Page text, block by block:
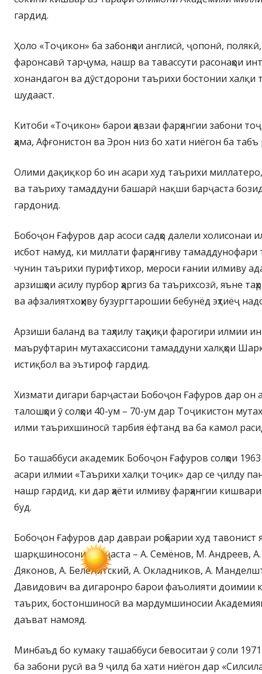
гардид.
Ҳоло «Тоҷикон» ба забонҳои англисӣ, ҷопонӣ,
фаронсавӣ тарҷума, нашр ва тавассути расонаҳои
хонандагон ва дӯстдорони таърихи бостонии халқи
шудааст.
Китоби «Тоҷикон» барои ҳавзаи фарҳангии забони
ҳама, Афғонистон ва Эрон низ бо хати ниёгон ба табъ
Олими дақиқкор бо ин асари худ таърихи
ва таъриху тамаддуни башарӣ нақши барҷаста
гардонид.
Бобоҷон Ғафуров дар асоси садҳо далели холисонаи
исбот намуд, ки миллати фарҳангиву
чунин таърихи пурифтихор, мероси ғании илмиву
арзишҳои асилу пурбор ҳаргиз ба таърихсозӣ, яъне
ва афзалиятхоҳиву бузургтарошии бебунёд эҳтиёҷ
Арзиши баланд ва таҳлилу таҳқиқи фарогири илмии
маъруфтарин мутахассисони тамаддуни халқҳои
истиқбол ва эътироф гардид.
Хизмати дигари барҷастаи Бобоҷон Ғафуров дар он
талошҳои ӯ солҳои 40-ум – 70-ум дар Тоҷикистон
илми таърихшиносӣ тарбия ёфтанд ва ба камол
Бо ташаббуси академик Бобоҷон Ғафуров солҳои
асари илмии «Таърихи халқи тоҷик» дар се ҷилду
нашр гардид, ки дар ҳаёти илмиву фарҳангии
буд.
Бобоҷон Ғафуров дар давраи роҳбарии худ тавонист
шарқшиносони барҷаста – А. Семёнов, М. Андреев,
Дяконов, А. Беленитский, А. Окладников, А.
Давидович ва дигаронро барои фаъолияти доимии
таърих, бостоншиносӣ ва мардумшиносии
даъват намояд.
Минбаъд бо кумаку ташаббуси бевоситаи ӯ соли
ба забони русӣ ва 9 ҷилд ба хати ниёгон дар